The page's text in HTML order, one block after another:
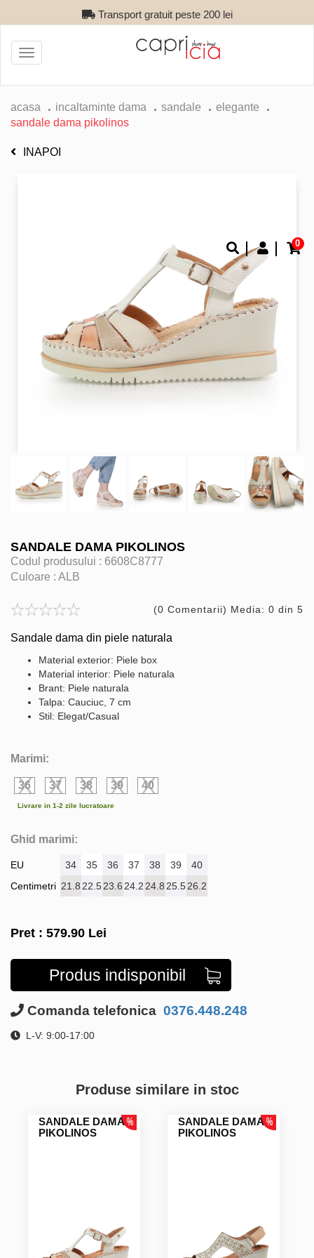
Transport gratuit peste 200 lei
0
Toggle
navigation
acasa incaltaminte dama sandale
elegante
sandale dama pikolinos
INAPOI
SANDALE DAMA PIKOLINOS
Codul produsului : 6608C8777
Culoare : ALB
(0 Comentarii) Media: 0 din 5
Sandale dama din piele naturala
Material exterior: Piele box
Material interior: Piele naturala
Brant: Piele naturala
Talpa: Cauciuc, 7 cm
Stil: Elegat/Casual
Marimi:
36 37 38 39 40
Livrare in 1-2 zile lucratoare
Ghid marimi:
EU
Centimetri
34 35 36 37 38 39
40
21.8 22.523.6 24.2 24.8 25.526.2
Pret : 579.90 Lei
Produs indisponibil
Comanda telefonica 0376.448.248
L-V: 9:00-17:00
Produse similare in stoc
SANDALE DAMA
PIKOLINOS
SANDALE DAMA
PIKOLINOS